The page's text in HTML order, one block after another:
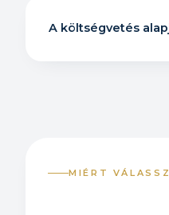
A költségvetés
MIÉRT